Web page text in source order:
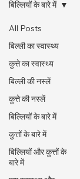
All Posts
बिल्ली का स्वास्थ्य
कुत्ते का स्वास्थ्य
बिल्ली की नस्लें
कुत्ते की नस्लें
बिल्लियों के बारे में
कुत्तों के बारे में
बिल्लियों और कुत्तों के
बारे में
बिल्लियों के बारे में